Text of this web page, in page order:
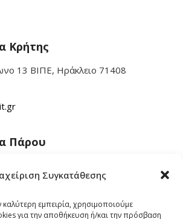
Συγκατάθεσης
εμπειρία, χρησιμοποιούμε
για την αποθήκευση ή/και την πρόσβαση
Κρήτης
13 ΒΙΠΕ, Ηράκλειο 71408
Πάρου
Πάρος 84400